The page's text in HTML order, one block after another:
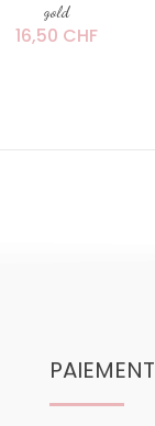
gold
16,50 CHF
PAIEMENT